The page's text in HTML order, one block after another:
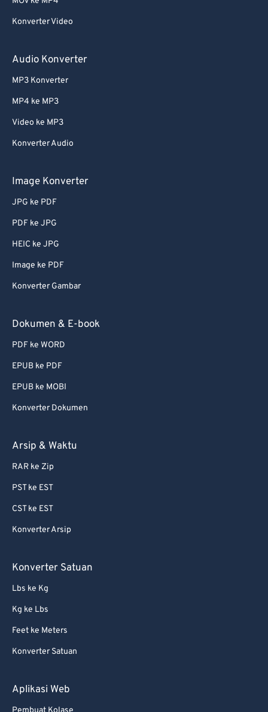
Konverter Video
Audio Konverter
MP3 Konverter
MP4 ke MP3
Video ke MP3
Konverter Audio
Image Konverter
JPG ke PDF
PDF ke JPG
HEIC ke JPG
Image ke PDF
Konverter Gambar
Dokumen & E-book
PDF ke WORD
EPUB ke PDF
EPUB ke MOBI
Konverter Dokumen
Arsip & Waktu
RAR ke Zip
PST ke EST
CST ke EST
Konverter Arsip
Konverter Satuan
Lbs ke Kg
Kg ke Lbs
Feet ke Meters
Konverter Satuan
Aplikasi Web